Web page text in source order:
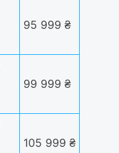
95 999 ₴
99 999 ₴
105 999 ₴